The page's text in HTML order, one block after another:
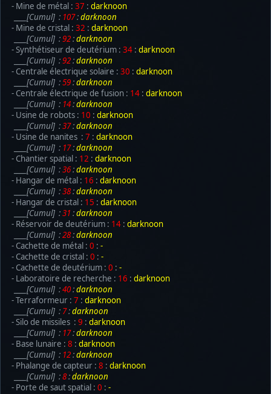
- Mine de métal : 37 : darknoon
____[Cumul] : 107:darknoon
- Mine de cristal : 32 : darknoon
____[Cumul] :92:darknoon
- Synthétiseur de deutérium : 34 : darknoon
____[Cumul] :92:darknoon
- Centrale électrique solaire : 30 : darknoon
____[Cumul] :59:darknoon
- Centrale électrique de fusion : 14 : darknoon
____[Cumul] : 14:darknoon
- Usine de robots : 10 : darknoon
____[Cumul] :37:darknoon
- Usine de nanites : 7 : darknoon
____[Cumul] : 17:darknoon
- Chantier spatial : 12 : darknoon
____[Cumul] :36:darknoon
- Hangar de métal : 16 : darknoon
____[Cumul] :38:darknoon
- Hangar de cristal : 15 : darknoon
____[Cumul] :31 :darknoon
- Réservoir de deutérium : 14 : darknoon
____[Cumul] :28:darknoon
- Cachette de métal : 0 : -
- Cachette de cristal : 0 : -
- Cachette de deutérium : 0 : -
- Laboratoire de recherche : 16 : darknoon
____[Cumul] :40:darknoon
- Terraformeur : 7 : darknoon
____[Cumul] : 7:darknoon
- Silo de missiles : 9 : darknoon
____[Cumul] : 17:darknoon
- Base lunaire : 8 : darknoon
____[Cumul] : 12:darknoon
- Phalange de capteur : 8 : darknoon
____[Cumul] :8:darknoon
- Porte de saut spatial : 0 : -